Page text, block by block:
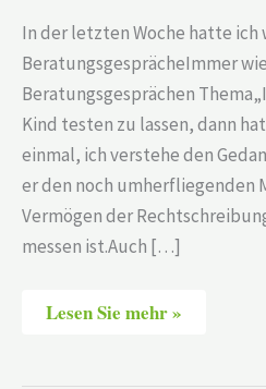
In der letzten Woche hatte ich
BeratungsgesprächeImmer
Beratungsgesprächen
Kind testen zu lassen, dann
einmal, ich verstehe den
er den noch umherfliegenden
Vermögen der
messen ist.Auch […]
Lesen Sie mehr »